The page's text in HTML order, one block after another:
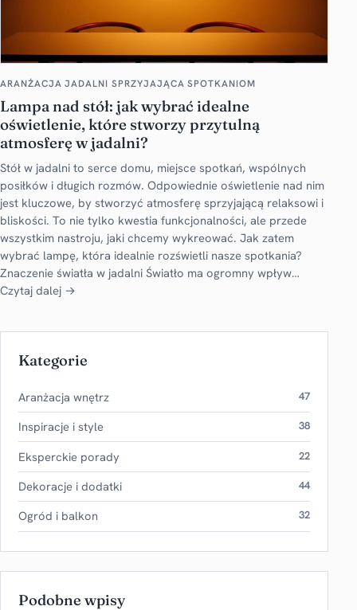
ARANŻACJA JADALNI SPRZYJAJĄCA SPOTKANIOM
Lampa nad stół: jak wybrać idealne
oświetlenie, które stworzy przytulną
atmosferę w jadalni?
Stół w jadalni to serce domu, miejsce spotkań, wspólnych
posiłków i długich rozmów. Odpowiednie oświetlenie nad nim
jest kluczowe, by stworzyć atmosferę sprzyjającą relaksowi i
bliskości. To nie tylko kwestia funkcjonalności, ale przede
wszystkim nastroju, jaki chcemy wykreować. Jak zatem
wybrać lampę, która idealnie rozświetli nasze spotkania?
Znaczenie światła w jadalni Światło ma ogromny wpływ…
Czytaj dalej →
Kategorie
Aranżacja wnętrz 47
Inspiracje i style 38
Eksperckie porady 22
Dekoracje i dodatki 44
Ogród i balkon 32
Podobne wpisy